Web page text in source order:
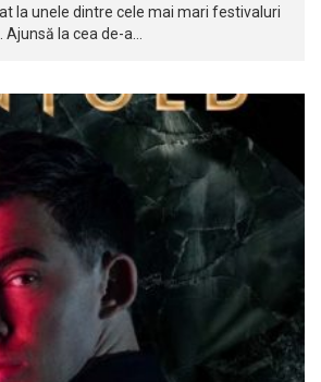
la unele dintre cele mai mari festivaluri
la cea de-a…